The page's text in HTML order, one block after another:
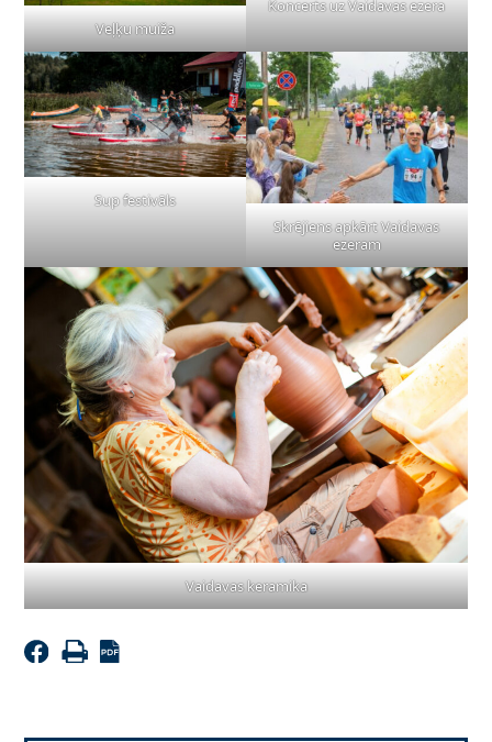
Veļķu muiža
Koncerts uz Vaidavas ezera
Sup festivāls
Skrējiens apkārt Vaidavas
ezeram
Vaidavas keramika